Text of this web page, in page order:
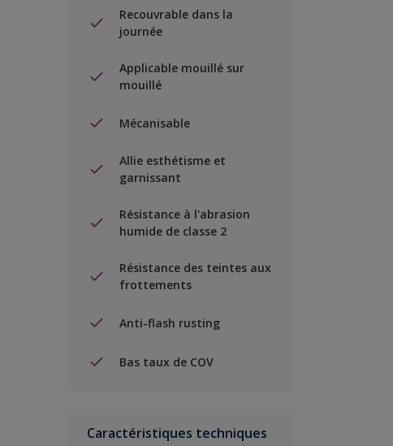
Recouvrable dans la
journée
Applicable mouillé sur
mouillé
Mécanisable
Allie esthétisme et
garnissant
Résistance à l'abrasion
humide de classe 2
Résistance des teintes aux
frottements
Anti-flash rusting
Bas taux de COV
Caractéristiques techniques